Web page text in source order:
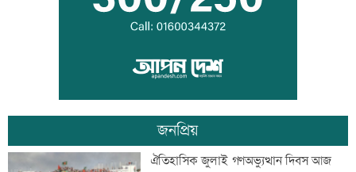
লক্ষ্মীপুর জেলা প্রশাসনের ১৪ কর্মকর্তা-
কর্মচারীর বিদায়ী সংবর্ধনা
সব শর্ত মেনে নিলে হরমুজ খুলবো: ইরান
জনপ্রিয়
ঐতিহাসিক জুলাই গণঅভ্যুত্থান দিবস আজ